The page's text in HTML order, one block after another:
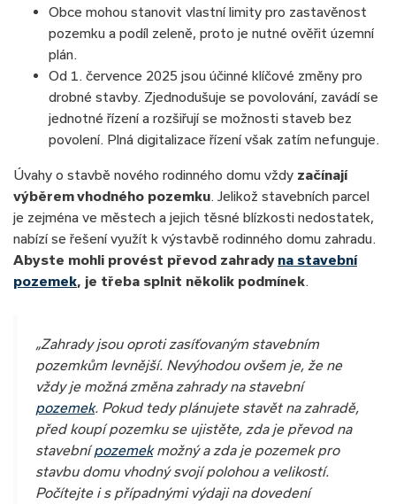
Obce mohou stanovit vlastní limity pro zastavěnost
pozemku a podíl zeleně, proto je nutné ověřit územní
plán.
Od 1. července 2025 jsou účinné klíčové změny pro
drobné stavby. Zjednodušuje se povolování, zavádí se
jednotné řízení a rozšiřují se možnosti staveb bez
povolení. Plná digitalizace řízení však zatím nefunguje.
Úvahy o stavbě nového rodinného domu vždy začínají
výběrem vhodného pozemku. Jelikož stavebních parcel
je zejména ve městech a jejich těsné blízkosti nedostatek,
nabízí se řešení využít k výstavbě rodinného domu zahradu.
Abyste mohli provést převod zahrady na stavební
pozemek, je třeba splnit několik podmínek.
„Zahrady jsou oproti zasíťovaným stavebním
pozemkům levnější. Nevýhodou ovšem je, že ne
vždy je možná změna zahrady na stavební
pozemek. Pokud tedy plánujete stavět na zahradě,
před koupí pozemku se ujistěte, zda je převod na
stavebnípozemekmožný a zda je pozemek pro
stavbu domu vhodný svojí polohou a velikostí.
Počítejte i s případnými výdaji na dovedení